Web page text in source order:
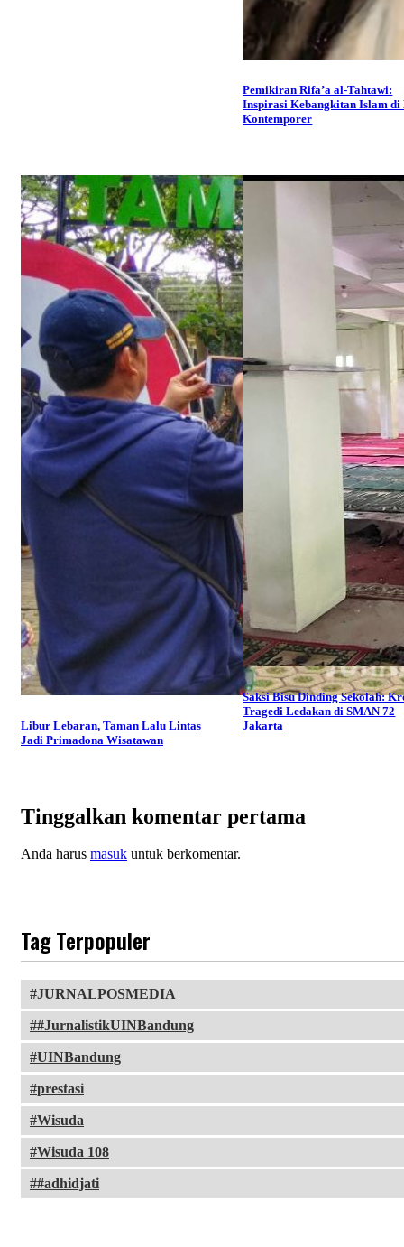
Pemikiran Rifa’a al-Tahtawi:
Inspirasi Kebangkitan Islam di
Kontemporer
Libur Lebaran, Taman Lalu Lintas
Jadi Primadona Wisatawan
Saksi Bisu Dinding Sekolah:
Tragedi Ledakan di SMAN 72
Jakarta
Tinggalkan komentar pertama
Anda harus masuk untuk berkomentar.
Tag Terpopuler
JURNALPOSMEDIA
#JurnalistikUINBandung
UINBandung
prestasi
Wisuda
Wisuda 108
#adhidjati